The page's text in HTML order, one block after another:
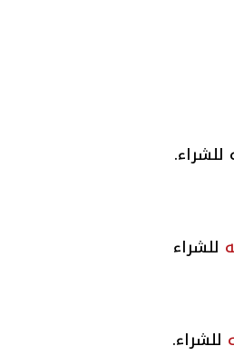
للشراء
للشراء.